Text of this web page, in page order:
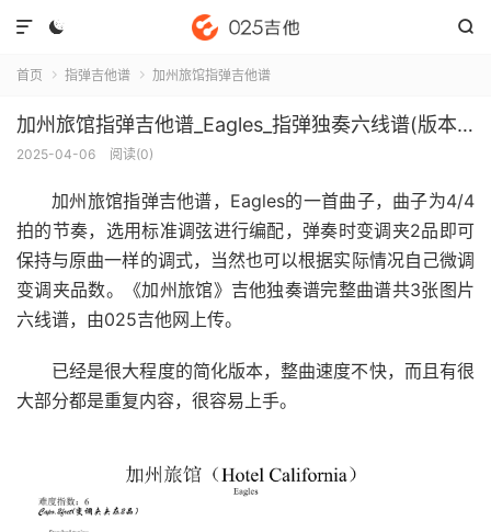
 

首页  指弹吉他谱  加州旅馆指弹吉他谱
加州旅馆指弹吉他谱_Eagles_指弹独奏六线谱(版本2)
2025-04-06 阅读(0)
加州旅馆指弹吉他谱，Eagles的一首曲子，曲子为4/4
拍的节奏，选用标准调弦进行编配，弹奏时变调夹2品即可
保持与原曲一样的调式，当然也可以根据实际情况自己微调
变调夹品数。《加州旅馆》吉他独奏谱完整曲谱共3张图片
六线谱，由025吉他网上传。
已经是很大程度的简化版本，整曲速度不快，而且有很
大部分都是重复内容，很容易上手。